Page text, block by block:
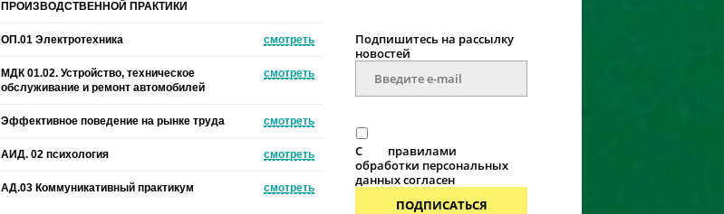
ПРОИЗВОДСТВЕННОЙ ПРАКТИКИ
ОП.01 Электротехника смотреть
МДК 01.02. Устройство, техническое
обслуживание и ремонт автомобилей
смотреть
Эффективное поведение на рынке труда смотреть
АИД. 02 психология смотреть
АД.03 Коммуникативный практикум смотреть
Подпишитесь на рассылку
новоcтей
С
правилами
обработки персональных
данных согласен
ПОДПИСАТЬСЯ